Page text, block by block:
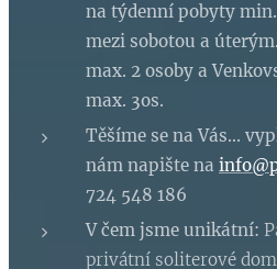
na týdenní pobyty
mezi sobotou a
max. 2 osoby a
max. 3os.
Těšíme se na Vás...
nám napište na
724 548 186
V čem jsme unikátní:
privátní soliterové